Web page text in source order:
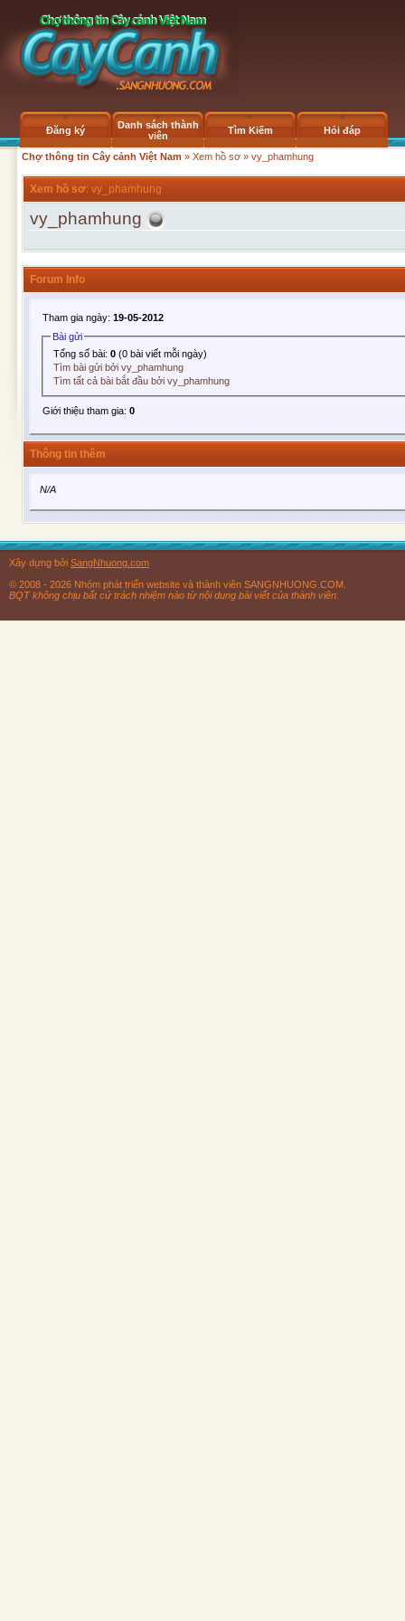
Đăng ký
Danh sách thành
viên
Tìm Kiếm Hỏi đáp
Chợ thông tin Cây cảnh Việt Nam » Xem hồ sơ » vy_phamhung
Xem hồ sơ: vy_phamhung
vy_phamhung
Forum Info
Tham gia ngày: 19-05-2012
Bài gửi
Tổng số bài:0 (0 bài viết mỗi ngày)
Tìm bài gửi bởi vy_phamhung
Tìm tất cả bài bắt đầu bởi vy_phamhung
Giới thiệu tham gia: 0
Thông tin thêm
N/A
Xây dựng bởi SangNhuong.com
© 2008 - 2026 Nhóm phát triển website và thành viên SANGNHUONG.COM.
BQT không chịu bất cứ trách nhiệm nào từ nội dung bài viết của thành viên.